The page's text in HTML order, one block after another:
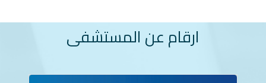
ارقام عن المستشفى